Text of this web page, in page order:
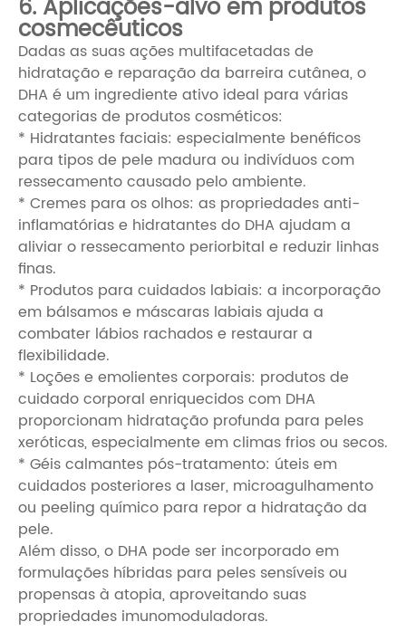
6. Aplicações-alvo em produtos
cosmecêuticos
Dadas as suas ações multifacetadas de
hidratação e reparação da barreira cutânea, o
DHA é um ingrediente ativo ideal para várias
categorias de produtos cosméticos:
* Hidratantes faciais: especialmente benéficos
para tipos de pele madura ou indivíduos com
ressecamento causado pelo ambiente.
* Cremes para os olhos: as propriedades anti-
inflamatórias e hidratantes do DHA ajudam a
aliviar o ressecamento periorbital e reduzir linhas
finas.
* Produtos para cuidados labiais: a incorporação
em bálsamos e máscaras labiais ajuda a
combater lábios rachados e restaurar a
flexibilidade.
* Loções e emolientes corporais: produtos de
cuidado corporal enriquecidos com DHA
proporcionam hidratação profunda para peles
xeróticas, especialmente em climas frios ou secos.
* Géis calmantes pós-tratamento: úteis em
cuidados posteriores a laser, microagulhamento
ou peeling químico para repor a hidratação da
pele.
Além disso, o DHA pode ser incorporado em
formulações híbridas para peles sensíveis ou
propensas à atopia, aproveitando suas
propriedades imunomoduladoras.